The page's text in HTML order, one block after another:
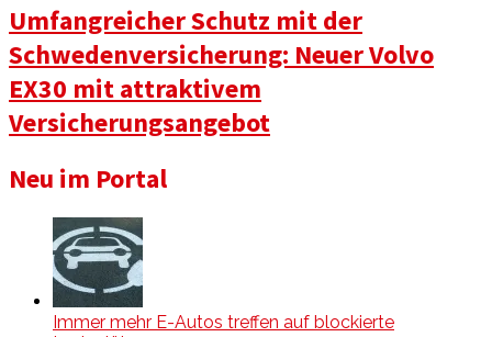
Umfangreicher Schutz mit der
Schwedenversicherung: Neuer Volvo
EX30 mit attraktivem
Versicherungsangebot
Neu im Portal
Immer mehr E-Autos treffen auf blockierte